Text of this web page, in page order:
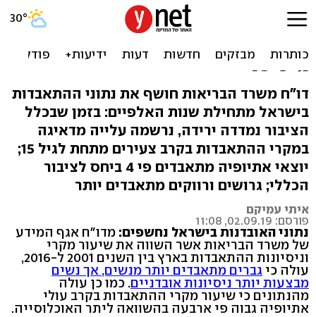
נתוני האובדנות בישראל:
עלייה בהתאבדות צעירים עד
גיל 15
דו"ח משרד הבריאות חושף את נתוני ההתאבדות
בישראל מתחילת שנות האלפיים: בזמן שבכלל
הציבור נמדדה ירידה, נרשמה עלייה מדאיגה
במקרי ההתאבדות בקרב צעירים מתחת לגיל 15;
יוצאי אתיופיה מתאבדים פי 4 ביחס לציבור
הכללי; גרושים ורווקים מתאבדים יותר
איתי עמיקם
פורסם: 02.09.19, 11:08
נתוני האובדנות בישראל נחשפים: מדו"ח אגף המידע
של משרד הבריאות אשר השווה את שיעור מקרי
וניסיונות ההתאבדות בארץ בין השנים 2001 ל-2016,
עולה כי גברים מתאבדים יותר מנשים, אך נשים
מבצעות יותר ניסיונות אובדניים. כמו כן עולה
מהנתונים כי שיעור מקרי ההתאבדות בקרב עולי
אתיופיה גבוה פי ארבעה בהשוואה ליתר האוכלוסייה.